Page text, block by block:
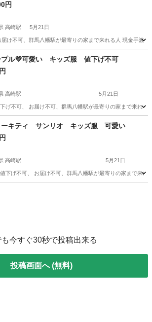
円
高崎駅 5月21日
け不可、群馬八幡駅が最寄りの家まで来れる人 現金手渡
駅 家電 リッチェル
プル💜可愛い キッズ服 値下げ不可
高崎駅 5月21日
げ不可、 お届け不可、群馬八幡駅が最寄りの家まで来れ
その他 キッズ
ーキティ サンリオ キッズ服 可愛い
高崎駅 5月21日
下げ不可、 お届け不可、群馬八幡駅が最寄りの家まで来
今すぐ30秒で投稿出来る
投稿画面へ (無料)